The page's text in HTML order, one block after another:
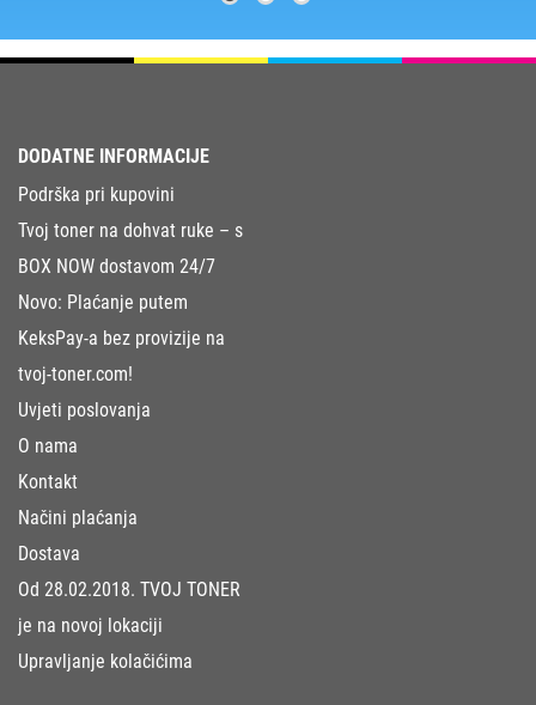
DODATNE INFORMACIJE
Podrška pri kupovini
Tvoj toner na dohvat ruke – s
BOX NOW dostavom 24/7
Novo: Plaćanje putem
KeksPay-a bez provizije na
tvoj-toner.com!
Uvjeti poslovanja
O nama
Kontakt
Načini plaćanja
Dostava
Od 28.02.2018. TVOJ TONER
je na novoj lokaciji
Upravljanje kolačićima